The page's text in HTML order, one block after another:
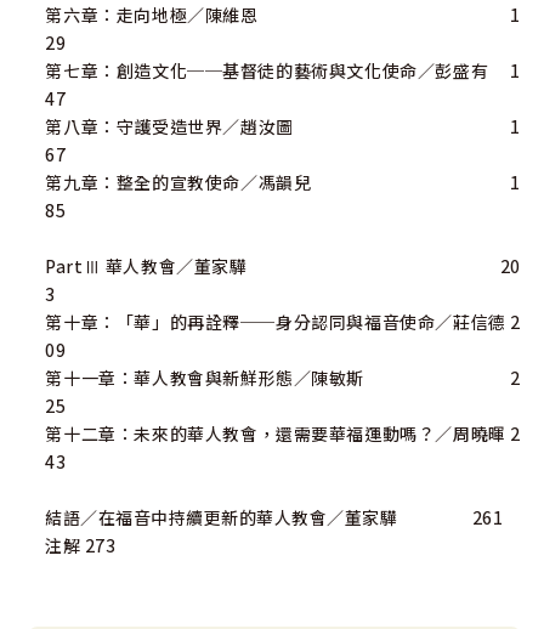
第六章：走向地極／陳維恩 1
29
第七章：創造文化──基督徒的藝術與文化使命／彭盛有 1
47
第八章：守護受造世界／趙汝圖 1
67
第九章：整全的宣教使命／馮韻兒 1
85
PartⅢ 華人教會／董家驊 20
3
第十章：「華」的再詮釋──身分認同與福音使命／莊信德 2
09
第十一章：華人教會與新鮮形態／陳敏斯 2
25
第十二章：未來的華人教會，還需要華福運動嗎？／周曉暉 2
43
結語／在福音中持續更新的華人教會／董家驊 261
注解 273